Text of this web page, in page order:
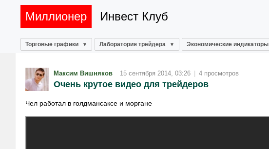
Миллионер Инвест Клуб
Торговые графики Лаборатория трейдера Экономические индикаторы
Максим Вишняков 15 сентября 2014, 03:26 | 4 просмотров
Очень крутое видео для трейдеров
Чел работал в голдмансаксе и моргане